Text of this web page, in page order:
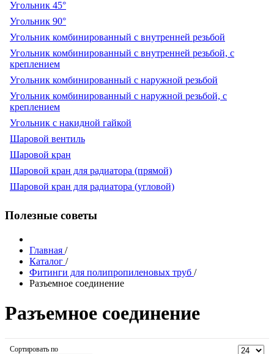
Угольник 45°
Угольник 90°
Угольник комбинированный с внутренней резьбой
Угольник комбинированный с внутренней резьбой, с
креплением
Угольник комбинированный с наружной резьбой
Угольник комбинированный с наружной резьбой, с
креплением
Угольник с накидной гайкой
Шаровой вентиль
Шаровой кран
Шаровой кран для радиатора (прямой)
Шаровой кран для радиатора (угловой)
Полезные советы
Главная /
Каталог /
Фитинги для полипропиленовых труб /
Разъемное соединение
Разъемное соединение
Сортировать по